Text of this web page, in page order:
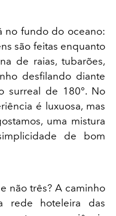
no fundo do oceano:
são feitas enquanto
de raias, tubarões,
desfilando diante
surreal de 180°. No
é luxuosa, mas
uma mistura
de bom
não três? A caminho
rede hoteleira das